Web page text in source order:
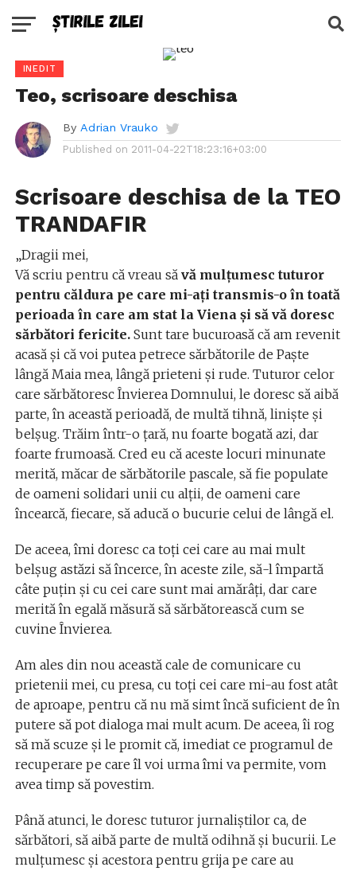
INEDIT
Teo, scrisoare deschisa
By Adrian Vrauko
Published on 2011-04-22T18:23:16+03:00
Scrisoare deschisa de la TEO
TRANDAFIR
„Dragii mei,
Vă scriu pentru că vreau să vă mulţumesc tuturor
pentru căldura pe care mi-aţi transmis-o în toată
perioada în care am stat la Viena şi să vă doresc
sărbători fericite.Sunt tare bucuroasă că am revenit
acasă şi că voi putea petrece sărbătorile de Paşte
lângă Maia mea, lângă prieteni şi rude. Tuturor celor
care sărbătoresc Învierea Domnului, le doresc să aibă
parte, în această perioadă, de multă tihnă, linişte şi
belşug. Trăim într-o ţară, nu foarte bogată azi, dar
foarte frumoasă. Cred eu că aceste locuri minunate
merită, măcar de sărbătorile pascale, să fie populate
de oameni solidari unii cu alţii, de oameni care
încearcă, fiecare, să aducă o bucurie celui de lângă el.
De aceea, îmi doresc ca toţi cei care au mai mult
belşug astăzi să încerce, în aceste zile, să-l împartă
câte puţin şi cu cei care sunt mai amărâţi, dar care
merită în egală măsură să sărbătorească cum se
cuvine Învierea.
Am ales din nou această cale de comunicare cu
prietenii mei, cu presa, cu toţi cei care mi-au fost atât
de aproape, pentru că nu mă simt încă suficient de în
putere să pot dialoga mai mult acum. De aceea, îi rog
să mă scuze şi le promit că, imediat ce programul de
recuperare pe care îl voi urma îmi va permite, vom
avea timp să povestim.
Până atunci, le doresc tuturor jurnaliştilor ca, de
sărbători, să aibă parte de multă odihnă şi bucurii. Le
mulţumesc şi acestora pentru grija pe care au